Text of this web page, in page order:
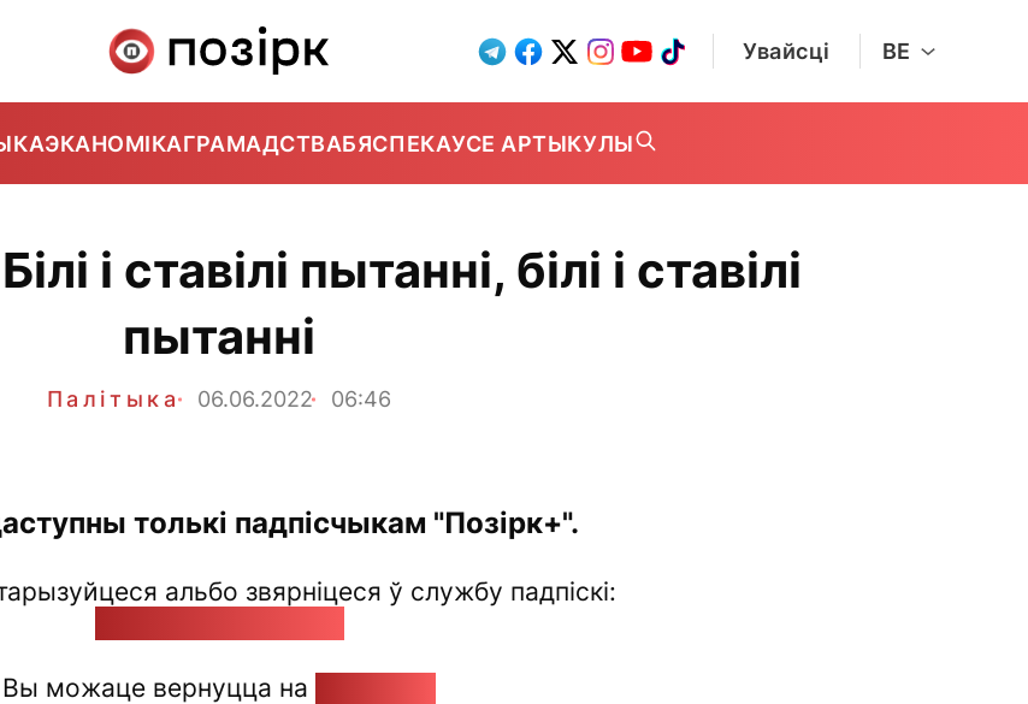
Увайсці BE
ЭКАНОМІКАГРАМАДСТВАБЯСПЕКАУСЕ АРТЫКУЛЫ
і ставілі пытанні, білі і ставілі
пытанні
Палітыка 06.06.2022 06:46
толькі падпісчыкам "Позірк+".
альбо звярніцеся ў службу падпіскі:
Вы можаце вернуцца на